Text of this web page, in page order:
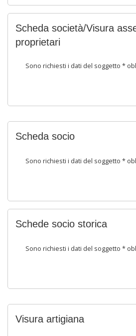
Scheda società/Visura
proprietari
Sono richiesti i dati del soggetto *
Scheda socio
Sono richiesti i dati del soggetto *
Schede socio storica
Sono richiesti i dati del soggetto *
Visura artigiana